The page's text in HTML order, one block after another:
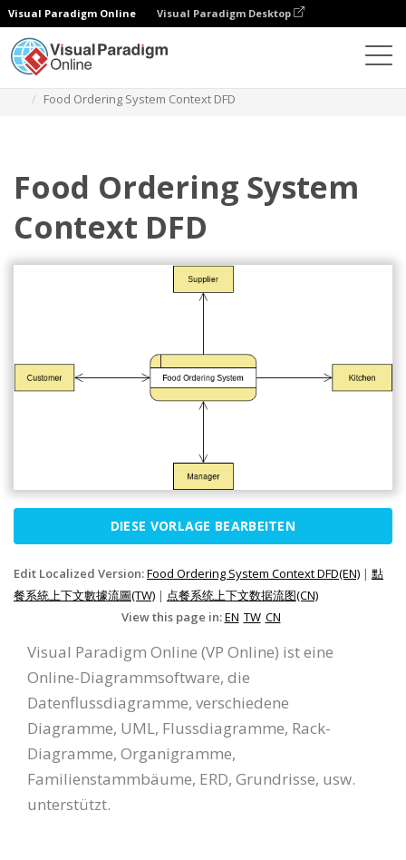
Visual Paradigm Online Visual Paradigm Desktop
Food Ordering System Context DFD
Food Ordering System
Context DFD
DIESE VORLAGE BEARBEITEN
Edit Localized Version:Food Ordering System Context DFD(EN) | 點
餐系統上下文數據流圖(TW) | 点餐系统上下文数据流图(CN)
View this page in:EN TW CN
Visual Paradigm Online (VP Online) ist eine
Online-Diagrammsoftware, die
Datenflussdiagramme, verschiedene
Diagramme, UML, Flussdiagramme, Rack-
Diagramme, Organigramme,
Familienstammbäume, ERD, Grundrisse, usw.
unterstützt.